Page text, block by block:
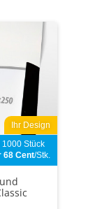
Ihr Design
1000 Stück
68 Cent/Stk.